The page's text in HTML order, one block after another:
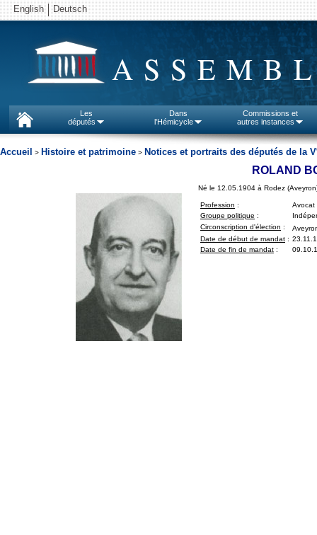
English Deutsch
Les
députés
Dans
l'Hémicycle
Commissions et
autres instances
Accueil > Histoire et patrimoine > Notices et portraits des députés de la V
ROLAND
Né le 12.05.1904 à Rodez
Profession :
Avocat
Groupe politique :
Circonscription d'élection :
Date de début de mandat :
Date de fin de mandat :